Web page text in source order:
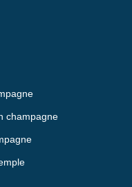
champagne